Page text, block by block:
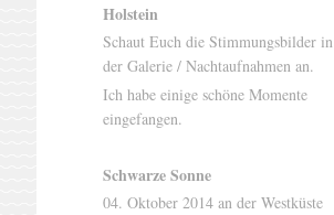
Holstein
Schaut Euch die Stimmungsbilder in
der Galerie / Nachtaufnahmen an.
Ich habe einige schöne Momente
eingefangen.
Schwarze Sonne
04. Oktober 2014 an der Westküste